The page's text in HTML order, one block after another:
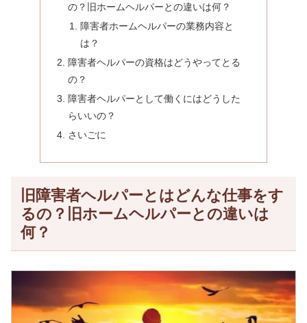
の？旧ホームヘルパーとの違いは何？
障害者ホームヘルパーの業務内容と
は？
障害者ヘルパーの資格はどうやってとる
の？
障害者ヘルパーとして働くにはどうした
らいいの？
さいごに
旧障害者ヘルパーとはどんな仕事をす
るの？旧ホームヘルパーとの違いは
何？